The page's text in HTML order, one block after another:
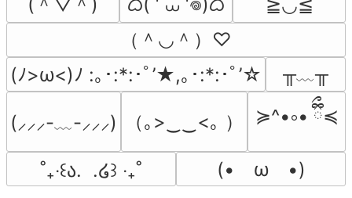
(＾▽＾)
ᜊ( ‘ ⩊ ‘𖦹)ᜊ
≧◡≦
（＾◡＾）♡
(ﾉ>ω<)ﾉ :｡･:*:･ﾟ’★,｡･:*:･ﾟ’☆
╥﹏╥
(⸝⸝⸝-﹏-⸝⸝⸝) （｡>‿‿<｡ ） ≽^•༚• ྀིྀ≼
˚₊‧꒰ა.  .໒꒱ ‧₊˚ (•　ω　•)